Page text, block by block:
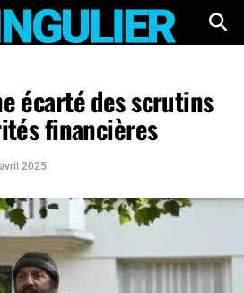
écarté des scrutins
financières
2025